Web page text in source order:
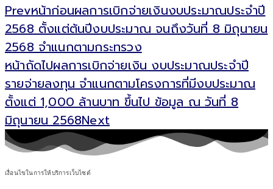
Prevหน้าก่อนผลการเบิกจ่ายเงินงบประมาณประจำปี
2568 ตั้งแต่ต้นปีงบประมาณ จนถึงวันที่ 8 มิถุนายน
2568 จำแนกตามกระทรวง
หน้าถัดไปผลการเบิกจ่ายเงิน งบประมาณประจำปี
รายจ่ายลงทุน จำแนกตามโครงการที่มีงบประมาณ
ตั้งแต่ 1,000 ล้านบาท ขึ้นไป ข้อมูล ณ วันที่ 8
มิถุนายน 2568Next
เงื่อนไขในการให้บริการเว็บไซต์